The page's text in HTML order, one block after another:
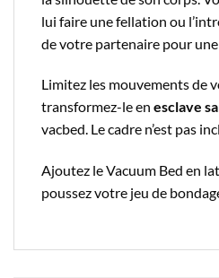
lui faire une fellation ou
de votre partenaire pour
Limitez les mouvements de
transformez-le en esclave
vacbed. Le cadre n’est pas
Ajoutez le Vacuum Bed en
poussez votre jeu de